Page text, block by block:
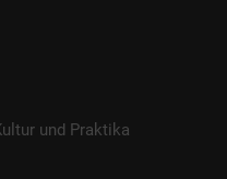
und Praktika